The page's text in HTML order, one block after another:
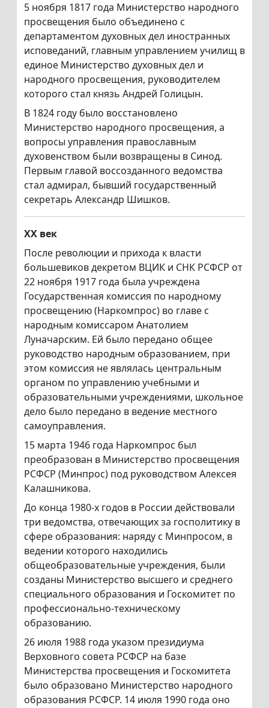
5 ноября 1817 года Министерство народного
просвещения было объединено с
департаментом духовных дел иностранных
исповеданий, главным управлением училищ в
единое Министерство духовных дел и
народного просвещения, руководителем
которого стал князь Андрей Голицын.
В 1824 году было восстановлено
Министерство народного просвещения, а
вопросы управления православным
духовенством были возвращены в Синод.
Первым главой воссозданного ведомства
стал адмирал, бывший государственный
секретарь Александр Шишков.
XX век
После революции и прихода к власти
большевиков декретом ВЦИК и СНК РСФСР от
22 ноября 1917 года была учреждена
Государственная комиссия по народному
просвещению (Наркомпрос) во главе с
народным комиссаром Анатолием
Луначарским. Ей было передано общее
руководство народным образованием, при
этом комиссия не являлась центральным
органом по управлению учебными и
образовательными учреждениями, школьное
дело было передано в ведение местного
самоуправления.
15 марта 1946 года Наркомпрос был
преобразован в Министерство просвещения
РСФСР (Минпрос) под руководством Алексея
Калашникова.
До конца 1980-х годов в России действовали
три ведомства, отвечающих за госполитику в
сфере образования: наряду с Минпросом, в
ведении которого находились
общеобразовательные учреждения, были
созданы Министерство высшего и среднего
специального образования и Госкомитет по
профессионально-техническому
образованию.
26 июля 1988 года указом президиума
Верховного совета РСФСР на базе
Министерства просвещения и Госкомитета
было образовано Министерство народного
образования РСФСР. 14 июля 1990 года оно